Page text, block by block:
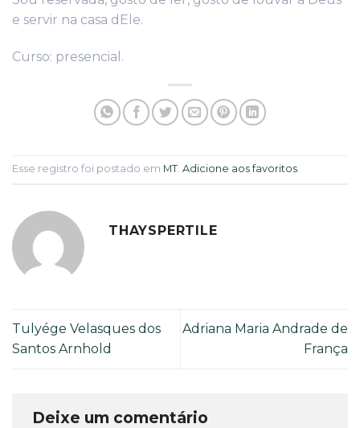
e servir na casa dEle.
Curso: presencial.
Esse registro foi postado em MT. Adicione aos favoritos.
THAYSPERTILE
Tulyége Velasques dos
Santos Arnhold
Adriana Maria Andrade de
França
Deixe um comentário